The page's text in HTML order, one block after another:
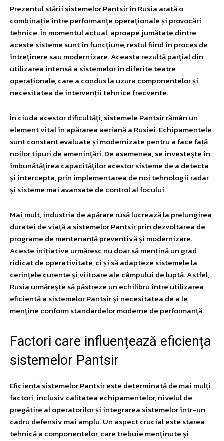
Prezentul stării sistemelor Pantsir în Rusia arată o
combinație între performanțe operaționale și provocări
tehnice. În momentul actual, aproape jumătate dintre
aceste sisteme sunt în funcțiune, restul fiind în proces de
întreținere sau modernizare. Aceasta rezultă parțial din
utilizarea intensă a sistemelor în diferite teatre
operaționale, care a condus la uzura componentelor și
necesitatea de intervenții tehnice frecvente.
În ciuda acestor dificultăți, sistemele Pantsir rămân un
element vital în apărarea aeriană a Rusiei. Echipamentele
sunt constant evaluate și modernizate pentru a face față
noilor tipuri de amenințări. De asemenea, se investește în
îmbunătățirea capacităților acestor sisteme de a detecta
și intercepta, prin implementarea de noi tehnologii radar
și sisteme mai avansate de control al focului.
Mai mult, industria de apărare rusă lucrează la prelungirea
duratei de viață a sistemelor Pantsir prin dezvoltarea de
programe de mentenanță preventivă și modernizare.
Aceste inițiative urmăresc nu doar să mențină un grad
ridicat de operativitate, ci și să adapteze sistemele la
cerințele curente și viitoare ale câmpului de luptă. Astfel,
Rusia urmărește să păstreze un echilibru între utilizarea
eficientă a sistemelor Pantsir și necesitatea de a le
menține conform standardelor moderne de performanță.
Factori care influențează eficiența
sistemelor Pantsir
Eficiența sistemelor Pantsir este determinată de mai mulți
factori, inclusiv calitatea echipamentelor, nivelul de
pregătire al operatorilor și integrarea sistemelor într-un
cadru defensiv mai amplu. Un aspect crucial este starea
tehnică a componentelor, care trebuie menținute și